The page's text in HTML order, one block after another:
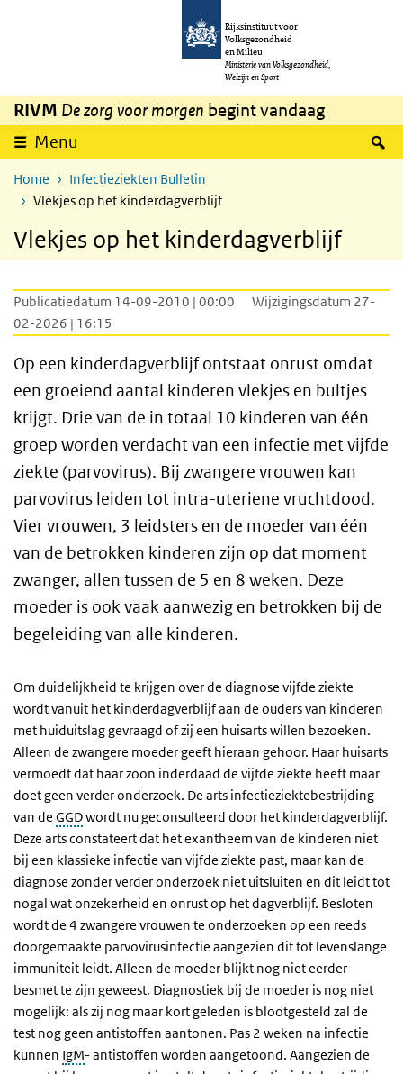
Overslaan en naar de inhoud gaan
Rijksinstituut voor
Volksgezondheid
en Milieu
Ministerie van Volksgezondheid,
Welzijn en Sport
RIVM De zorg voor morgen begint vandaag
Menu
Home
Infectieziekten Bulletin
Vlekjes op het kinderdagverblijf
Vlekjes op het kinderdagverblijf
Publicatiedatum 14-09-2010 | 00:00
Wijzigingsdatum 27-
02-2026 | 16:15
Op een kinderdagverblijf ontstaat onrust omdat
een groeiend aantal kinderen vlekjes en bultjes
krijgt. Drie van de in totaal 10 kinderen van één
groep worden verdacht van een infectie met vijfde
ziekte (parvovirus). Bij zwangere vrouwen kan
parvovirus leiden tot intra-uteriene vruchtdood.
Vier vrouwen, 3 leidsters en de moeder van één
van de betrokken kinderen zijn op dat moment
zwanger, allen tussen de 5 en 8 weken. Deze
moeder is ook vaak aanwezig en betrokken bij de
begeleiding van alle kinderen.
Om duidelijkheid te krijgen over de diagnose vijfde ziekte
wordt vanuit het kinderdagverblijf aan de ouders van kinderen
met huiduitslag gevraagd of zij een huisarts willen bezoeken.
Alleen de zwangere moeder geeft hieraan gehoor. Haar huisarts
vermoedt dat haar zoon inderdaad de vijfde ziekte heeft maar
doet geen verder onderzoek. De arts infectieziektebestrijding
van de GGDwordt nu geconsulteerd door het kinderdagverblijf.
Deze arts constateert dat het exantheem van de kinderen niet
bij een klassieke infectie van vijfde ziekte past, maar kan de
diagnose zonder verder onderzoek niet uitsluiten en dit leidt tot
nogal wat onzekerheid en onrust op het dagverblijf. Besloten
wordt de 4 zwangere vrouwen te onderzoeken op een reeds
doorgemaakte parvovirusinfectie aangezien dit tot levenslange
immuniteit leidt. Alleen de moeder blijkt nog niet eerder
besmet te zijn geweest. Diagnostiek bij de moeder is nog niet
mogelijk: als zij nog maar kort geleden is blootgesteld zal de
test nog geen antistoffen aantonen. Pas 2 weken na infectie
kunnen IgM- antistoffen worden aangetoond. Aangezien de